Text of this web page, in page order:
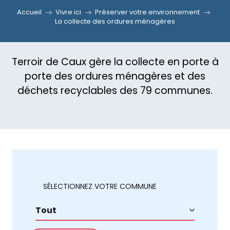
Accueil Vivre ici
Préserver votre environnement
La collecte des ordures ménagères
Terroir de Caux gère la collecte en porte à
porte des ordures ménagères et des
déchets recyclables des 79 communes.
SÉLECTIONNEZ VOTRE COMMUNE